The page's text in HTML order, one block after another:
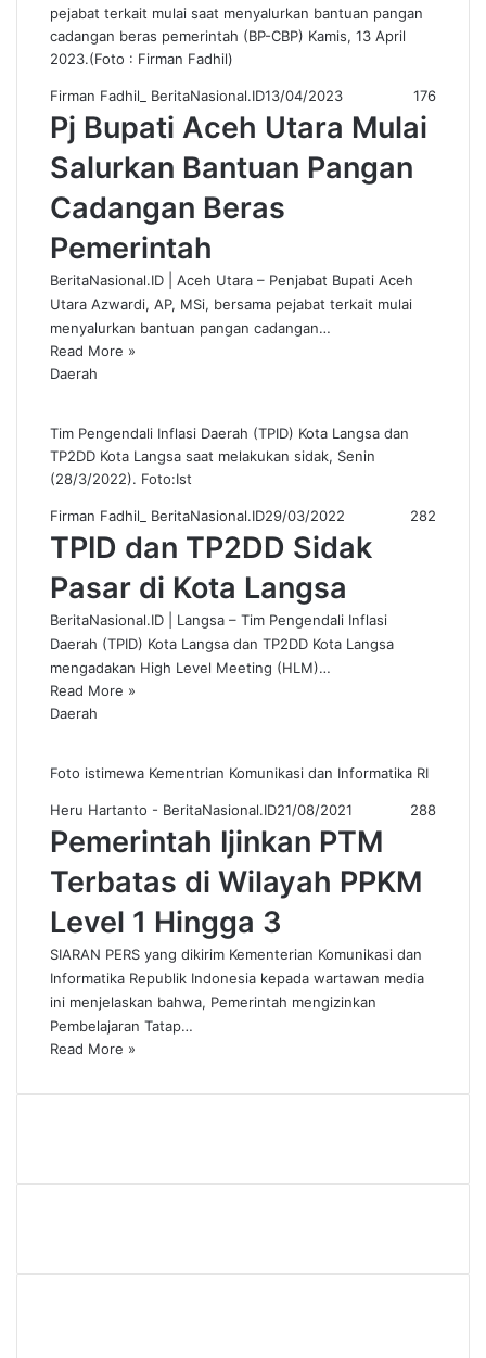
pejabat terkait mulai saat menyalurkan bantuan pangan
cadangan beras pemerintah (BP-CBP) Kamis, 13 April
2023.(Foto : Firman Fadhil)
Firman Fadhil_ BeritaNasional.ID13/04/2023 176
Pj Bupati Aceh Utara Mulai
Salurkan Bantuan Pangan
Cadangan Beras
Pemerintah
BeritaNasional.ID | Aceh Utara – Penjabat Bupati Aceh
Utara Azwardi, AP, MSi, bersama pejabat terkait mulai
menyalurkan bantuan pangan cadangan…
Read More »
Daerah
Tim Pengendali Inflasi Daerah (TPID) Kota Langsa dan
TP2DD Kota Langsa saat melakukan sidak, Senin
(28/3/2022). Foto:Ist
Firman Fadhil_ BeritaNasional.ID29/03/2022 282
TPID dan TP2DD Sidak
Pasar di Kota Langsa
BeritaNasional.ID | Langsa – Tim Pengendali Inflasi
Daerah (TPID) Kota Langsa dan TP2DD Kota Langsa
mengadakan High Level Meeting (HLM)…
Read More »
Daerah
Foto istimewa Kementrian Komunikasi dan Informatika RI
Heru Hartanto - BeritaNasional.ID21/08/2021 288
Pemerintah Ijinkan PTM
Terbatas di Wilayah PPKM
Level 1 Hingga 3
SIARAN PERS yang dikirim Kementerian Komunikasi dan
Informatika Republik Indonesia kepada wartawan media
ini menjelaskan bahwa, Pemerintah mengizinkan
Pembelajaran Tatap…
Read More »